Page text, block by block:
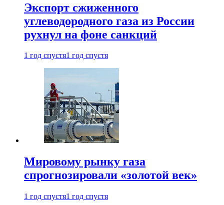
Экспорт сжиженного
углеводородного газа из России
рухнул на фоне санкций
1 год спустя1 год спустя
Мировому рынку газа
спрогнозировали «золотой век»
1 год спустя1 год спустя